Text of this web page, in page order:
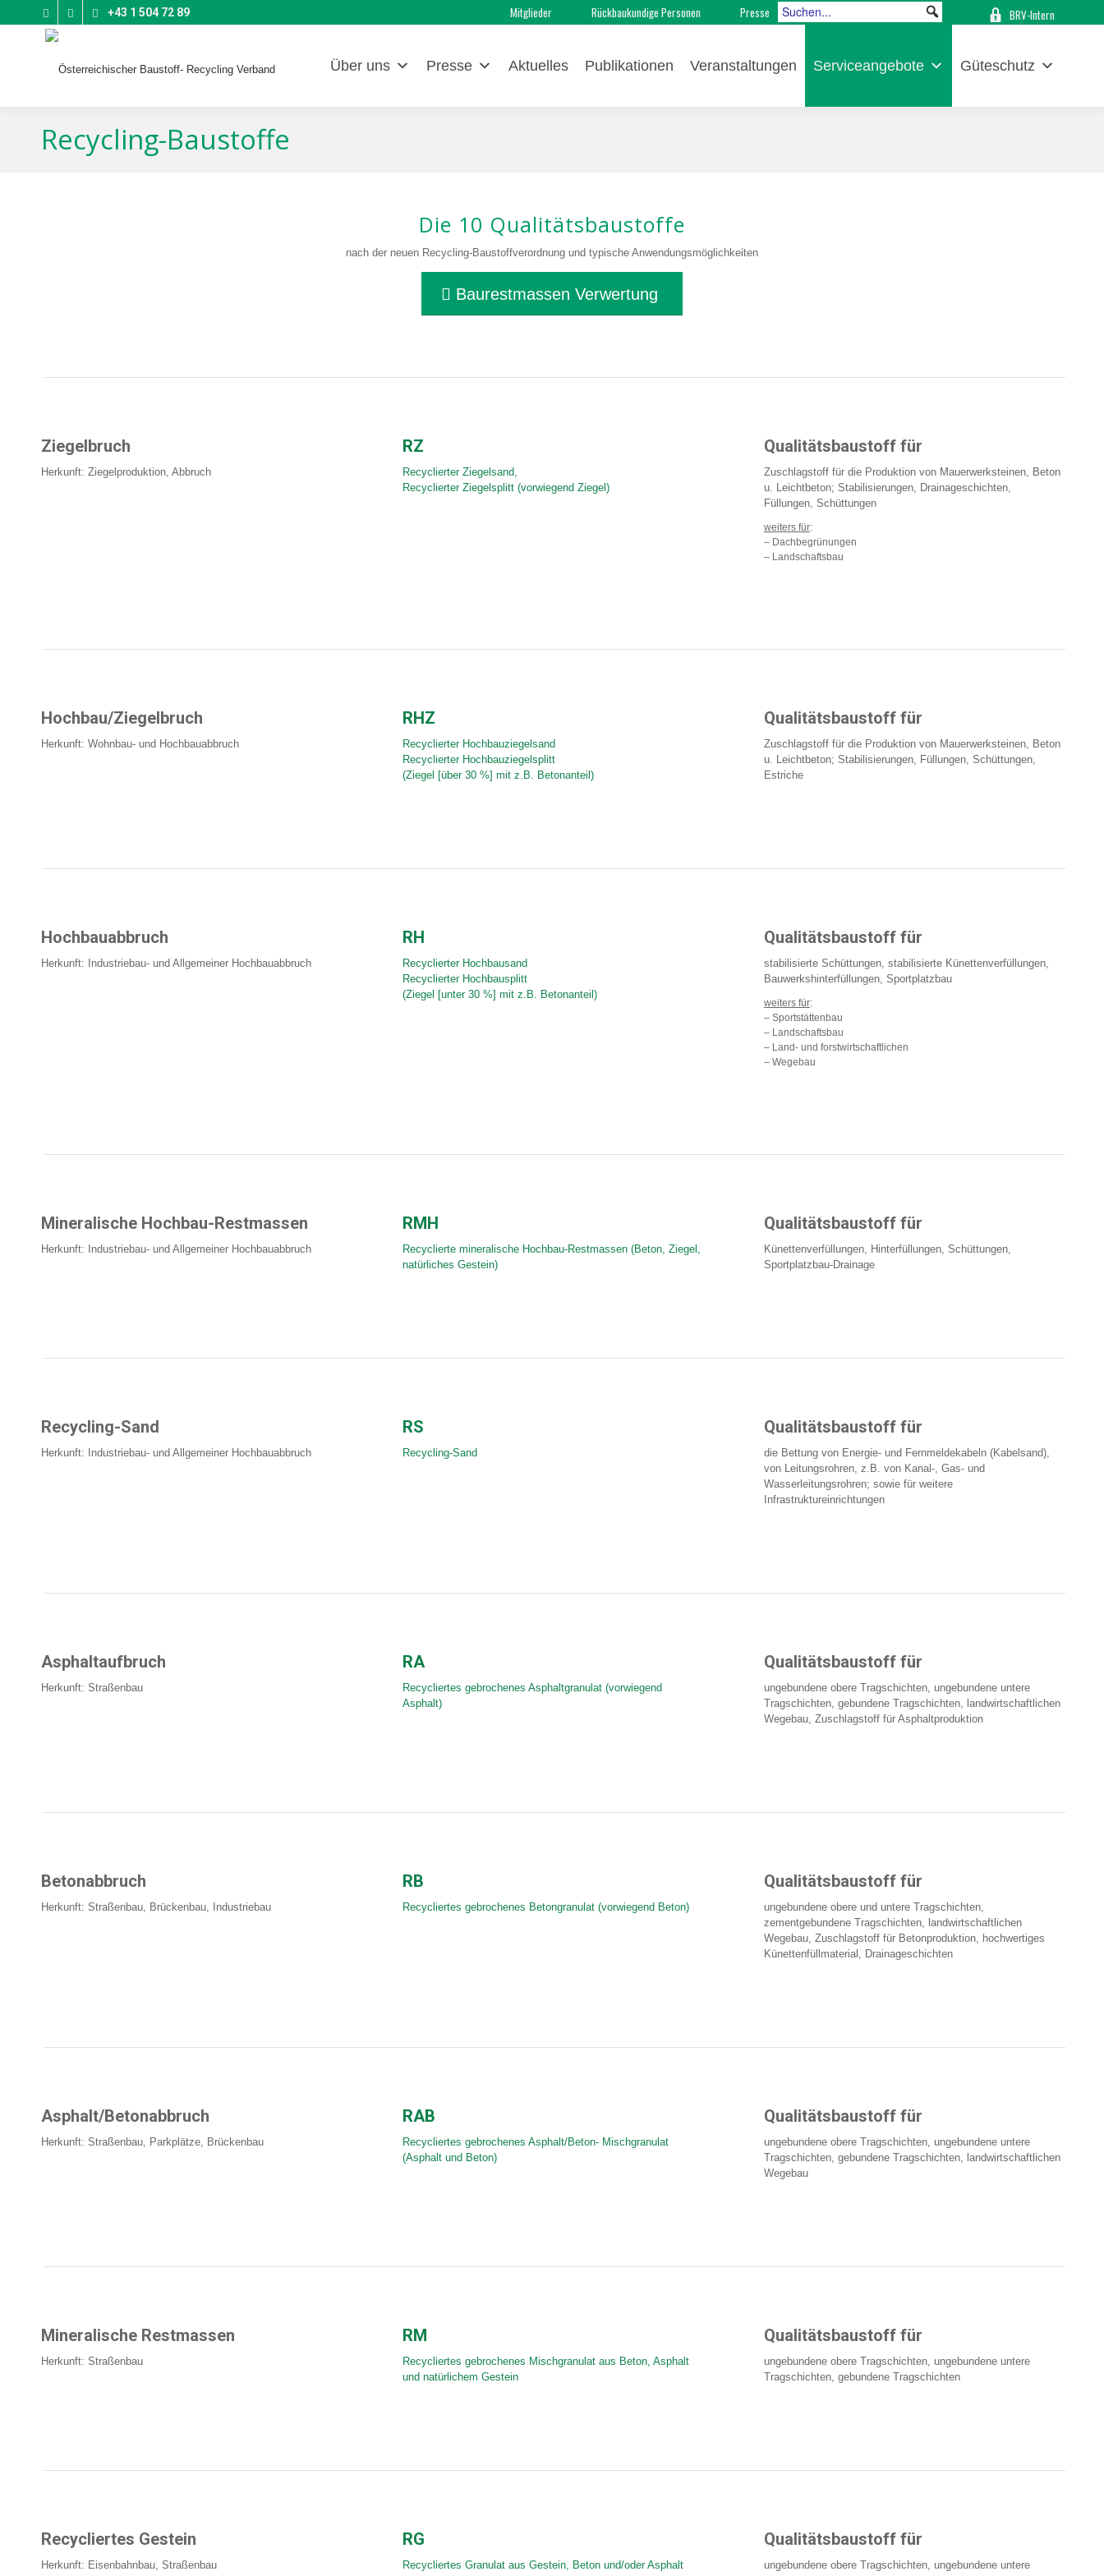
Mitglieder Rückbaukundige Personen Presse BRV-Intern
+43 1 504 72 89
Über uns Presse Aktuelles Publikationen Veranstaltungen Serviceangebote Güteschutz
Recycling-Baustoffe
Die 10 Qualitätsbaustoffe
nach der neuen Recycling-Baustoffverordnung und typische Anwendungsmöglichkeiten
Baurestmassen Verwertung
Ziegelbruch
Herkunft: Ziegelproduktion, Abbruch
RZ
Recyclierter Ziegelsand,
Recyclierter Ziegelsplitt (vorwiegend Ziegel)
Qualitätsbaustoff für
Zuschlagstoff für die Produktion von Mauerwerksteinen, Beton
u. Leichtbeton; Stabilisierungen, Drainageschichten,
Füllungen, Schüttungen
weiters für:
– Dachbegrünungen
– Landschaftsbau
Hochbau/Ziegelbruch
Herkunft: Wohnbau- und Hochbauabbruch
RHZ
Recyclierter Hochbauziegelsand
Recyclierter Hochbauziegelsplitt
(Ziegel [über 30 %] mit z.B. Betonanteil)
Qualitätsbaustoff für
Zuschlagstoff für die Produktion von Mauerwerksteinen, Beton
u. Leichtbeton; Stabilisierungen, Füllungen, Schüttungen,
Estriche
Hochbauabbruch
Herkunft: Industriebau- und Allgemeiner Hochbauabbruch
RH
Recyclierter Hochbausand
Recyclierter Hochbausplitt
(Ziegel [unter 30 %] mit z.B. Betonanteil)
Qualitätsbaustoff für
stabilisierte Schüttungen, stabilisierte Künettenverfüllungen,
Bauwerkshinterfüllungen, Sportplatzbau
weiters für:
– Sportstättenbau
– Landschaftsbau
– Land- und forstwirtschaftlichen
– Wegebau
Mineralische Hochbau-Restmassen
Herkunft: Industriebau- und Allgemeiner Hochbauabbruch
RMH
Recyclierte mineralische Hochbau-Restmassen (Beton, Ziegel,
natürliches Gestein)
Qualitätsbaustoff für
Künettenverfüllungen, Hinterfüllungen, Schüttungen,
Sportplatzbau-Drainage
Recycling-Sand
Herkunft: Industriebau- und Allgemeiner Hochbauabbruch
RS
Recycling-Sand
Qualitätsbaustoff für
die Bettung von Energie- und Fernmeldekabeln (Kabelsand),
von Leitungsrohren, z.B. von Kanal-, Gas- und
Wasserleitungsrohren; sowie für weitere
Infrastruktureinrichtungen
Asphaltaufbruch
Herkunft: Straßenbau
RA
Recycliertes gebrochenes Asphaltgranulat (vorwiegend
Asphalt)
Qualitätsbaustoff für
ungebundene obere Tragschichten, ungebundene untere
Tragschichten, gebundene Tragschichten, landwirtschaftlichen
Wegebau, Zuschlagstoff für Asphaltproduktion
Betonabbruch
Herkunft: Straßenbau, Brückenbau, Industriebau
RB
Recycliertes gebrochenes Betongranulat (vorwiegend Beton)
Qualitätsbaustoff für
ungebundene obere und untere Tragschichten,
zementgebundene Tragschichten, landwirtschaftlichen
Wegebau, Zuschlagstoff für Betonproduktion, hochwertiges
Künettenfüllmaterial, Drainageschichten
Asphalt/Betonabbruch
Herkunft: Straßenbau, Parkplätze, Brückenbau
RAB
Recycliertes gebrochenes Asphalt/Beton- Mischgranulat
(Asphalt und Beton)
Qualitätsbaustoff für
ungebundene obere Tragschichten, ungebundene untere
Tragschichten, gebundene Tragschichten, landwirtschaftlichen
Wegebau
Mineralische Restmassen
Herkunft: Straßenbau
RM
Recycliertes gebrochenes Mischgranulat aus Beton, Asphalt
und natürlichem Gestein
Qualitätsbaustoff für
ungebundene obere Tragschichten, ungebundene untere
Tragschichten, gebundene Tragschichten
Recycliertes Gestein
Herkunft: Eisenbahnbau, Straßenbau
RG
Recycliertes Granulat aus Gestein, Beton und/oder Asphalt
Qualitätsbaustoff für
ungebundene obere Tragschichten, ungebundene untere